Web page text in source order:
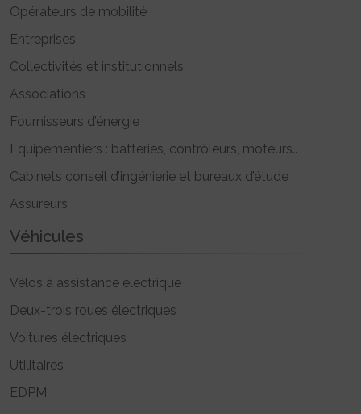
Opérateurs de mobilité
Entreprises
Collectivités et institutionnels
Associations
Fournisseurs d’énergie
Equipementiers : batteries, contrôleurs, moteurs..
Cabinets conseil d’ingénierie et bureaux d’étude
Assureurs
Véhicules
Vélos à assistance électrique
Deux-trois roues électriques
Voitures électriques
Utilitaires
EDPM